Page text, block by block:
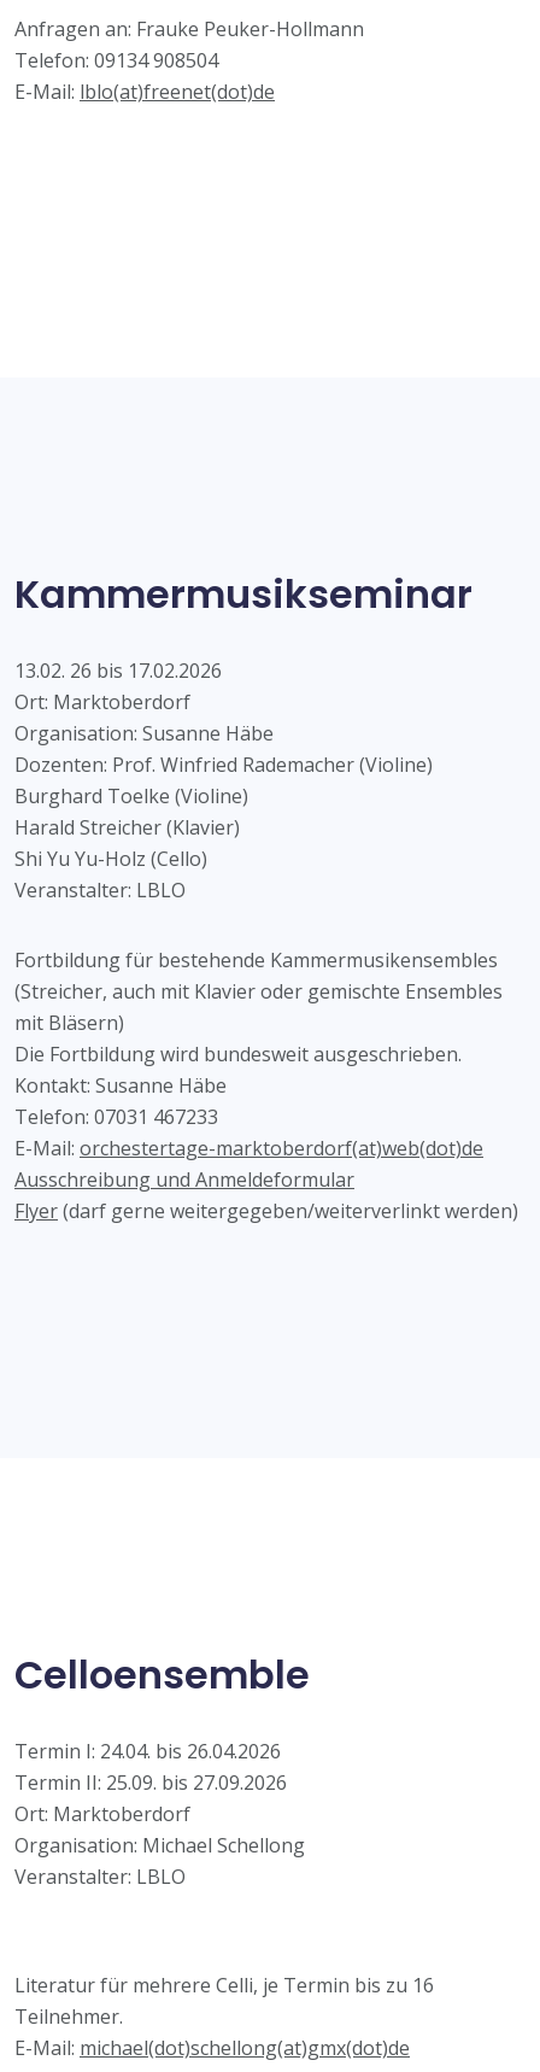
Anfragen an: Frauke Peuker-Hollmann
Telefon: 09134 908504
E-Mail: lblo(at)freenet(dot)de
Kammermusikseminar
13.02. 26 bis 17.02.2026
Ort: Marktoberdorf
Organisation: Susanne Häbe
Dozenten: Prof. Winfried Rademacher (Violine)
Burghard Toelke (Violine)
Harald Streicher (Klavier)
Shi Yu Yu-Holz (Cello)
Veranstalter: LBLO
Fortbildung für bestehende Kammermusikensembles
(Streicher, auch mit Klavier oder gemischte Ensembles
mit Bläsern)
Die Fortbildung wird bundesweit ausgeschrieben.
Kontakt: Susanne Häbe
Telefon: 07031 467233
E-Mail: orchestertage-marktoberdorf(at)web(dot)de
Ausschreibung und Anmeldeformular
Flyer(darf gerne weitergegeben/weiterverlinkt werden)
Celloensemble
Termin I: 24.04. bis 26.04.2026
Termin II: 25.09. bis 27.09.2026
Ort: Marktoberdorf
Organisation: Michael Schellong
Veranstalter: LBLO
Literatur für mehrere Celli, je Termin bis zu 16
Teilnehmer.
E-Mail: michael(dot)schellong(at)gmx(dot)de